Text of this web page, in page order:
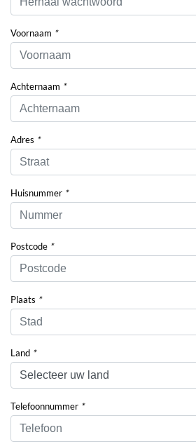
Voornaam *
Achternaam *
Adres *
Huisnummer *
Postcode *
Plaats *
Land *
Telefoonnummer *